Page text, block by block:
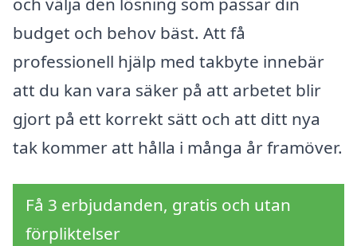
budget och behov bäst. Att få
professionell hjälp med takbyte innebär
att du kan vara säker på att arbetet blir
gjort på ett korrekt sätt och att ditt nya
tak kommer att hålla i många år framöver.
Få 3 erbjudanden, gratis och utan
förpliktelser